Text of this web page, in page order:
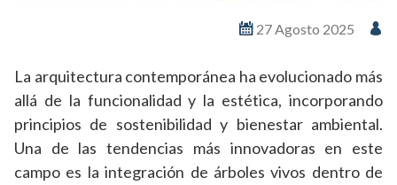
27 Agosto 2025
La arquitectura contemporánea ha evolucionado más
allá de la funcionalidad y la estética, incorporando
principios de sostenibilidad y bienestar ambiental.
Una de las tendencias más innovadoras en este
campo es la integración de árboles vivos dentro de